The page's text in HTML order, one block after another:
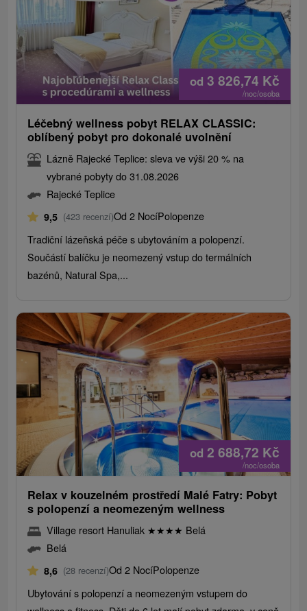
od 3 826,74 Kč
/noc/osoba
Léčebný wellness pobyt RELAX CLASSIC:
oblíbený pobyt pro dokonalé uvolnění
Lázně Rajecké Teplice: sleva ve výši 20 % na
vybrané pobyty do 31.08.2026
Rajecké Teplice
9,5 (423 recenzí)Od 2 NocíPolopenze
Tradiční lázeňská péče s ubytováním a polopenzí.
Součástí balíčku je neomezený vstup do termálních
bazénů, Natural Spa,...
od 2 688,72 Kč
/noc/osoba
Relax v kouzelném prostředí Malé Fatry: Pobyt
s polopenzí a neomezeným wellness
Village resort Hanuliak ★★★★ Belá
Belá
8,6 (28 recenzí)Od 2 NocíPolopenze
Ubytování s polopenzí a neomezeným vstupem do